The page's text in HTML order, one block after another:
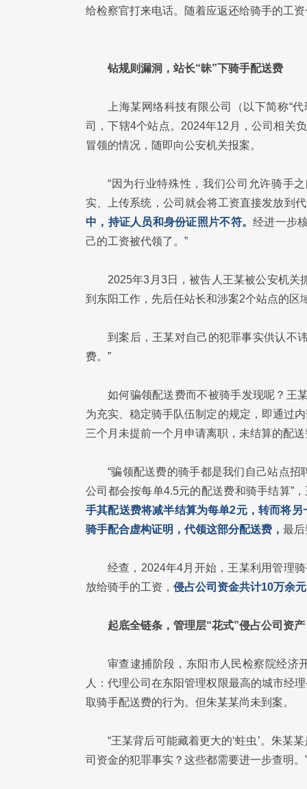
给检察官打来电话。随着应返还给骑手的工
钻规则漏洞，站长“昧”下骑手配送费
上海某网络科技有限公司（以下简称“
司，下辖4个站点。2024年12月，公司相关
冒领的情况，随即向公安机关报案。
“因为行业特殊性，我们公司允许骑手
实、上传系统，公司就会将工资直接发放到
中，持证人员和身份证照片不符。经进一步
己的工资被代领了。”
2025年3月3日，被告人王某被公安机关
到东阳工作，先后任站长和涉案2个站点的
到案后，王某对自己的犯罪事实供认不
费。”
如何骗领配送费而不被骑手发现呢？王
为充实、稳定骑手队伍制定的规定，即通过
三个月未提前一个月申请离职，未结算的配
“骗领配送费的骑手都是我们自己站点
公司都会按每单4.5元的配送费和骑手结算”
手其配送费将减半结算为每单2元，转而将
骑手配合虚构证明，代领这部分配送费， 最
经查，2024年4月开始，王某利用管理
放给骑手的工资， 侵占公司资金共计10万余
起底全链条，管理层“花式”侵占公司资产
审查逮捕阶段，东阳市人民检察院经济
人：代理公司在东阳管理权限最高的城市
取骑手配送费的行为。但朱某某尚未到案。
“王某背后可能藏着更大的‘蛀虫’。朱某
司资金的犯罪事实？这些都需要进一步查明